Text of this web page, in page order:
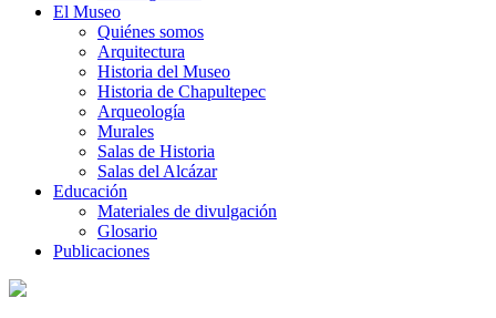
El Museo
Quiénes somos
Arquitectura
Historia del Museo
Historia de Chapultepec
Arqueología
Murales
Salas de Historia
Salas del Alcázar
Educación
Materiales de divulgación
Glosario
Publicaciones